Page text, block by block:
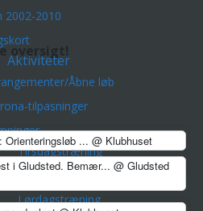
2002-2010
Aktiviteter
Åbne løb
tilpasninger
Tirsdagstræning
Torsdagstræning
Lørdagstræning
oversigt!
Orienteringsløb ... @ Klubhuset
i Gludsted. Bemær... @ Gludsted